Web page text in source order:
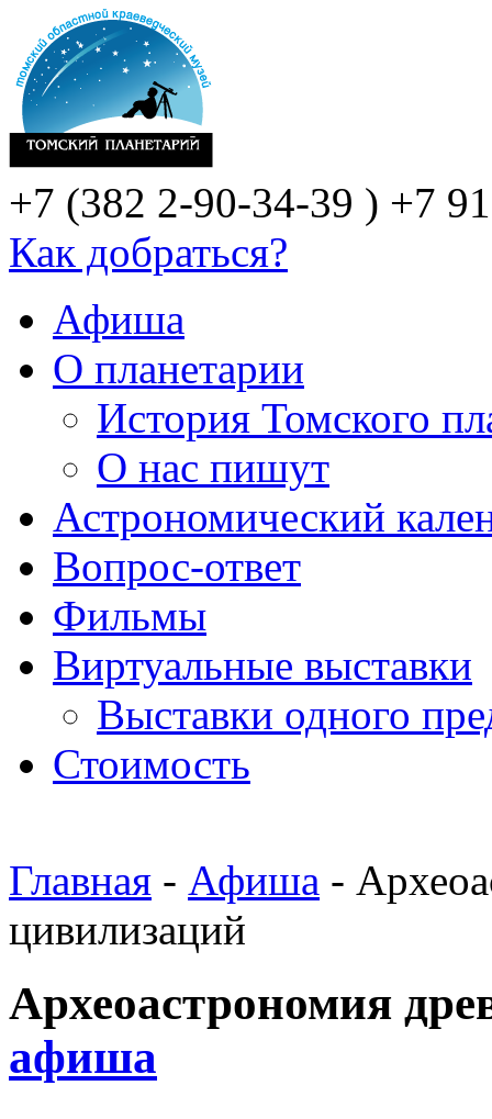
+7 (382 2-90-34-39 ) +7
Как добраться?
Афиша
О планетарии
История Томского
О нас пишут
Астрономический
Вопрос-ответ
Фильмы
Виртуальные выставки
Выставки одного
Стоимость
Главная - Афиша -
цивилизаций
Археоастрономия
афиша